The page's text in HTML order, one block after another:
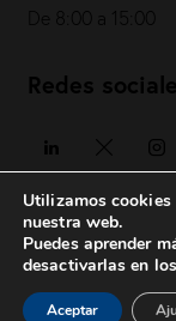
De 8:00 a 15:00
Redes
COIAE© 2026.
Política de privacidad
Utilizamos cookies
nuestra web.
Puedes aprender
desactivarlas en
Aceptar